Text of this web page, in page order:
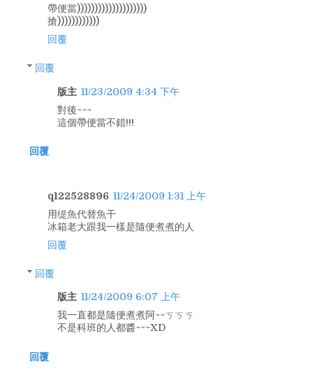
帶便當))))))))))))))))))))
搶))))))))))))
回覆
回覆
版主 11/23/2009 4:34 下午
對後~~~
這個帶便當不錯!!!
回覆
q122528896 11/24/2009 1:31 上午
用缇魚代替魚干
冰箱老大跟我一樣是隨便煮煮的人
回覆
回覆
版主 11/24/2009 6:07 上午
我一直都是隨便煮煮阿~~ㄎㄎㄎ
不是科班的人都醬~~~XD
回覆